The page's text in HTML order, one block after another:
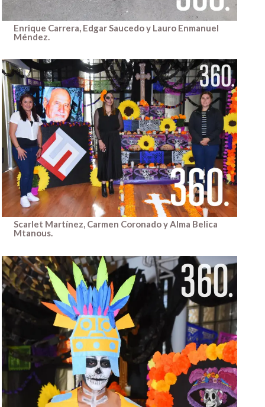
Enrique Carrera, Edgar Saucedo y Lauro Enmanuel
Méndez.
Scarlet Martínez, Carmen Coronado y Alma Belica
Mtanous.